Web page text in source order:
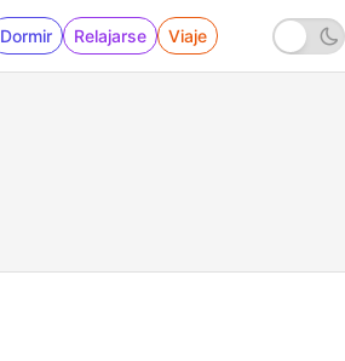
Dormir Relajarse Viaje